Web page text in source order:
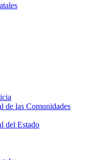
de las Comunidades
del Estado